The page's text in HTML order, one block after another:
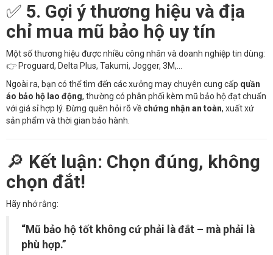
✅ 5. Gợi ý thương hiệu và địa
chỉ mua mũ bảo hộ uy tín
Một số thương hiệu được nhiều công nhân và doanh nghiệp tin dùng:
👉 Proguard, Delta Plus, Takumi, Jogger, 3M,…
Ngoài ra, bạn có thể tìm đến các xưởng may chuyên cung cấp quần
áo bảo hộ lao động, thường có phân phối kèm mũ bảo hộ đạt chuẩn
với giá sỉ hợp lý. Đừng quên hỏi rõ về chứng nhận an toàn, xuất xứ
sản phẩm và thời gian bảo hành.
🔎 Kết luận: Chọn đúng, không
chọn đắt!
Hãy nhớ rằng:
“Mũ bảo hộ tốt không cứ phải là đắt – mà phải là
phù hợp.”